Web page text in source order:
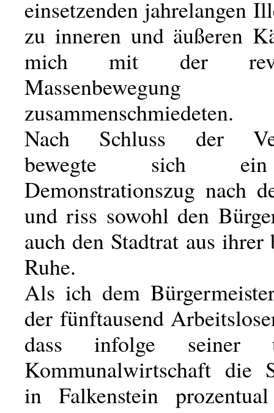
einsetzenden jahrelangen
zu inneren und äußeren
mich mit der
Massenbewegung
zusammenschmiedeten.
Nach Schluss der
bewegte sich
Demonstrationszug nach
und riss sowohl den
auch den Stadtrat aus ihrer
Ruhe.
Als ich dem
der fünftausend
dass infolge seiner
Kommunalwirtschaft die
in Falkenstein